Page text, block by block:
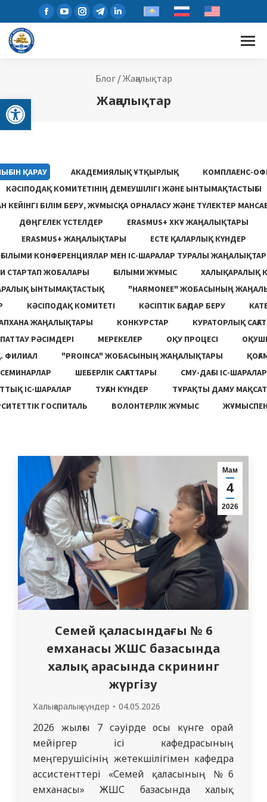
Open toolbar
Блог/Жаңалықтар
Жаңалықтар
ҚАРАУ АКАДЕМИЯЛЫҚ ҰТҚЫРЛЫҚ
КОМПЛАЕНС-
КӘСІПОДАҚ КОМИТЕТІНІҢ ДЕМЕУШІЛІГІ ЖӘНЕ ЫНТЫМАҚТАСТЫҒЫ
КЕЙІНГІ БІЛІМ БЕРУ, ЖҰМЫСҚА ОРНАЛАСУ ЖƏНЕ ТҮЛЕКТЕР
ДӨҢГЕЛЕК ҮСТЕЛДЕР
ERASMUS+ ХКҰ ЖАҢАЛЫҚТАРЫ
ERASMUS+ ЖАҢАЛЫҚТАРЫ
ЕСТЕ ҚАЛАРЛЫҚ КҮНДЕР
ҒЫЛЫМИ КОНФЕРЕНЦИЯЛАР МЕН ІС-ШАРАЛАР ТУРАЛЫ ЖАҢАЛЫҚТАР
СТАРТАП ЖОБАЛАРЫ
ҒЫЛЫМИ ЖҰМЫС
ХАЛЫҚАРАЛЫҚ
ЫНТЫМАҚТАСТЫҚ
"HARMONEE" ЖОБАСЫНЫҢ
КӘСІПОДАҚ КОМИТЕТІ КӘСІПТІК БАҒДАР БЕРУ
ЖАҢАЛЫҚТАРЫ
КОНКУРСТАР
КУРАТОРЛЫҚ
РӘСІМДЕРІ
МЕРЕКЕЛЕР ОҚУ ПРОЦЕСІ
ФИЛИАЛ
"PROINCA" ЖОБАСЫНЫҢ ЖАҢАЛЫҚТАРЫ
СЕМИНАРЛАР
ШЕБЕРЛІК САҒАТТАРЫ
СМУ-ДАҒЫ ІС-ШАРАЛАР
ІС-ШАРАЛАР
ТУҒАН КҮНДЕР
ТҰРАҚТЫ ДАМУ
ГОСПИТАЛЬ
ВОЛОНТЕРЛІК ЖҰМЫС
Мам
4
2026
Семей қаласындағы № 6
емханасы ЖШС базасында
халық арасында скрининг
жүргізу
Халықаралық күндер 04.05.2026
2026 жылғы 7 сәуірде осы күнге орай
мейіргер ісі кафедрасының
меңгерушісінің жетекшілігімен кафедра
ассистенттері «Семей қаласының №6
емханасы» ЖШС базасында халық